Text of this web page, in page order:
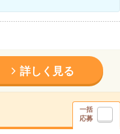
詳しく見る
一括
応募